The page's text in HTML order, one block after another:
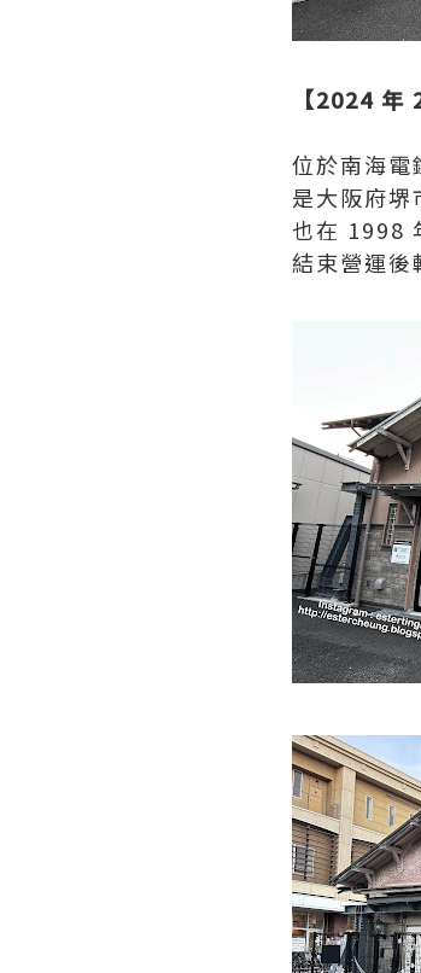
【2024 年
位於南海電
是大阪府堺
也在 1998
結束營運後